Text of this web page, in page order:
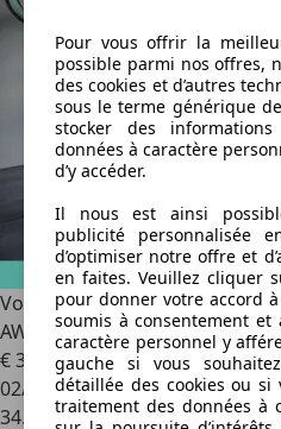
Volvo XC60 -50% T6 Hybride
AWD Core Bright
€ 39.9901
02/2024
34.916 km
Pour vous offrir la
possible parmi nos offres,
des cookies et d’autres
sous le terme générique
stocker des
données à caractère
d’y accéder.
Il nous est ainsi
publicité personnalisée
d’optimiser notre offre et
en faites. Veuillez cliquer
pour donner votre accord
soumis à consentement
caractère personnel y
gauche si vous
détaillée des cookies ou si
traitement des données à